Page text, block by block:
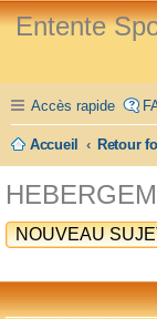
Entente
Accès rapide
Accueil Retour
NOUVEAU